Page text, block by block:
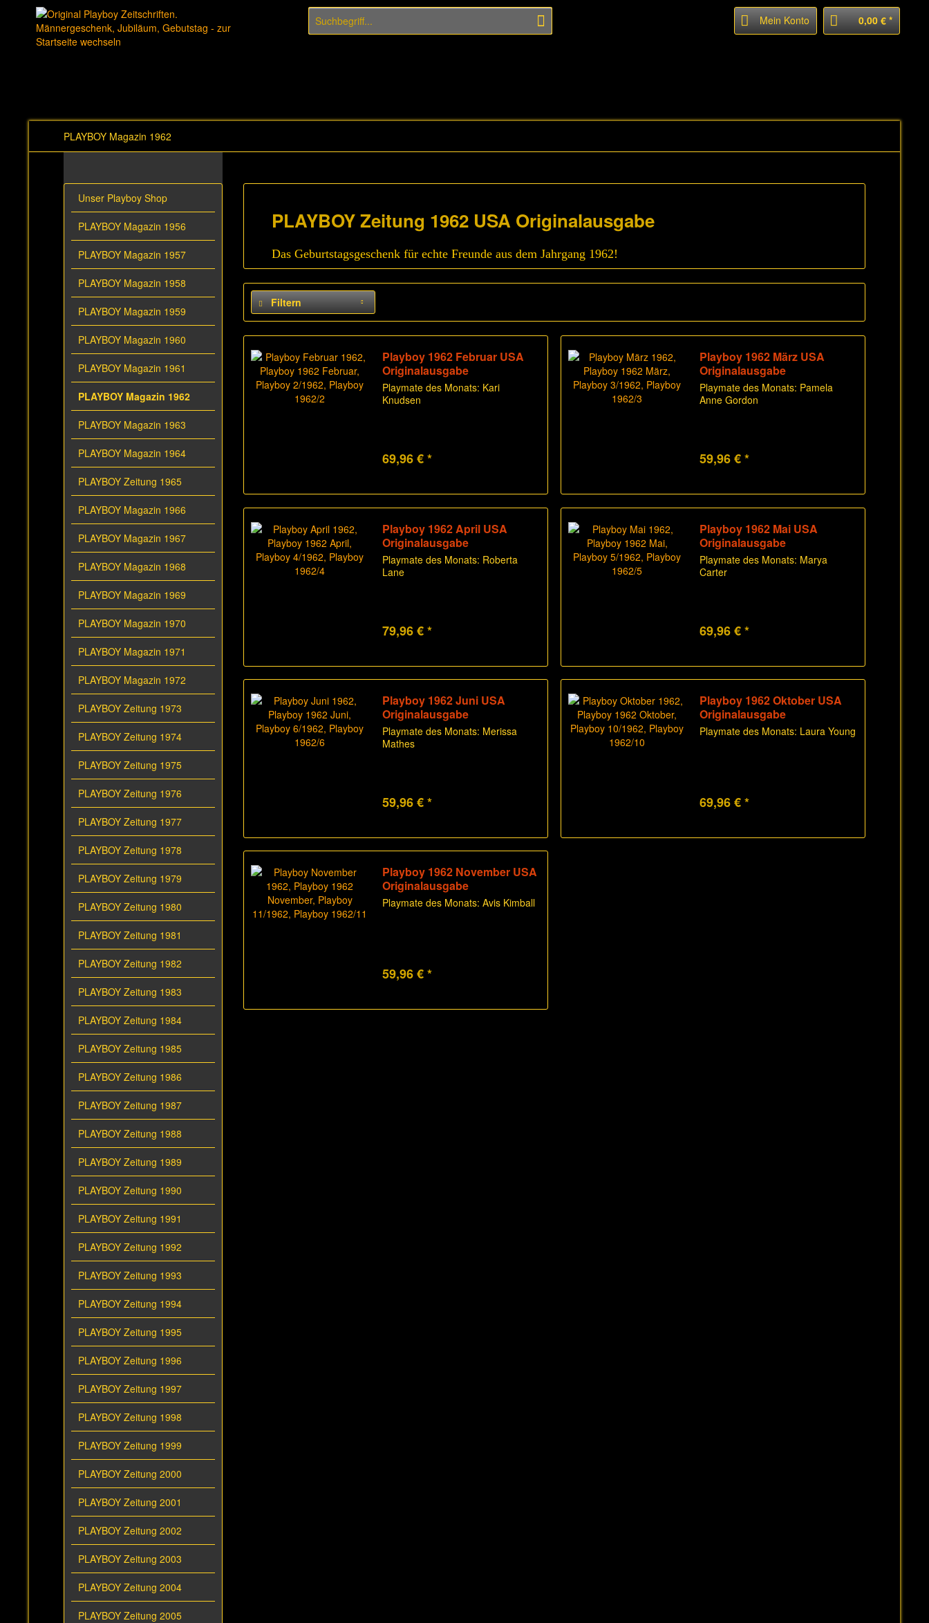
Mein Konto 0,00 € *
PLAYBOY Magazin 1962
Unser Playboy Shop
PLAYBOY Magazin 1956
PLAYBOY Magazin 1957
PLAYBOY Magazin 1958
PLAYBOY Magazin 1959
PLAYBOY Magazin 1960
PLAYBOY Magazin 1961
PLAYBOY Magazin 1962
PLAYBOY Magazin 1963
PLAYBOY Magazin 1964
PLAYBOY Zeitung 1965
PLAYBOY Magazin 1966
PLAYBOY Magazin 1967
PLAYBOY Magazin 1968
PLAYBOY Magazin 1969
PLAYBOY Magazin 1970
PLAYBOY Magazin 1971
PLAYBOY Magazin 1972
PLAYBOY Zeitung 1973
PLAYBOY Zeitung 1974
PLAYBOY Zeitung 1975
PLAYBOY Zeitung 1976
PLAYBOY Zeitung 1977
PLAYBOY Zeitung 1978
PLAYBOY Zeitung 1979
PLAYBOY Zeitung 1980
PLAYBOY Zeitung 1981
PLAYBOY Zeitung 1982
PLAYBOY Zeitung 1983
PLAYBOY Zeitung 1984
PLAYBOY Zeitung 1985
PLAYBOY Zeitung 1986
PLAYBOY Zeitung 1987
PLAYBOY Zeitung 1988
PLAYBOY Zeitung 1989
PLAYBOY Zeitung 1990
PLAYBOY Zeitung 1991
PLAYBOY Zeitung 1992
PLAYBOY Zeitung 1993
PLAYBOY Zeitung 1994
PLAYBOY Zeitung 1995
PLAYBOY Zeitung 1996
PLAYBOY Zeitung 1997
PLAYBOY Zeitung 1998
PLAYBOY Zeitung 1999
PLAYBOY Zeitung 2000
PLAYBOY Zeitung 2001
PLAYBOY Zeitung 2002
PLAYBOY Zeitung 2003
PLAYBOY Zeitung 2004
PLAYBOY Zeitung 2005
PLAYBOY Zeitung 1962 USA Originalausgabe
Das Geburtstagsgeschenk für echte Freunde aus dem Jahrgang 1962!
Filtern
Playboy 1962 Februar USA
Originalausgabe
Playmate des Monats: Kari
Knudsen
69,96 € *
Playboy 1962 März USA
Originalausgabe
Playmate des Monats: Pamela
Anne Gordon
59,96 € *
Playboy 1962 April USA
Originalausgabe
Playmate des Monats: Roberta
Lane
79,96 € *
Playboy 1962 Mai USA
Originalausgabe
Playmate des Monats: Marya
Carter
69,96 € *
Playboy 1962 Juni USA
Originalausgabe
Playmate des Monats: Merissa
Mathes
59,96 € *
Playboy 1962 Oktober USA
Originalausgabe
Playmate des Monats: Laura Young
69,96 € *
Playboy 1962 November USA
Originalausgabe
Playmate des Monats: Avis Kimball
59,96 € *